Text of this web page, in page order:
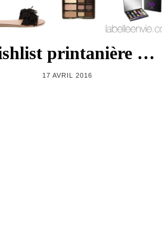
printanière …
17 AVRIL 2016